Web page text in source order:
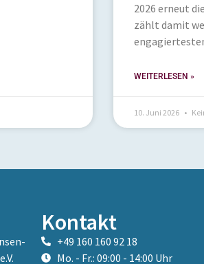
2026 erneut
zählt damit
WEITERLESEN »
10. Juni 2026
Kontakt
+49 160 160 92 18
Mo. - Fr.: 09:00 - 14:00 Uhr